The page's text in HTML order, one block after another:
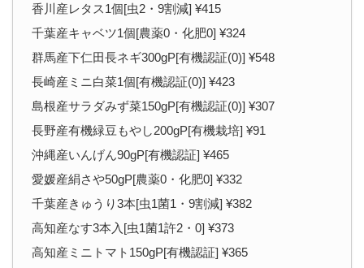
香川産レタス1個[虫2・9割減] ¥415
千葉産キャベツ1個[農薬0・化肥0] ¥324
群馬産下仁田長ネギ300gP[有機認証(0)] ¥548
長崎産ミニ白菜1個[有機認証(0)] ¥423
島根産サラダみず菜150gP[有機認証(0)] ¥307
長野産有機緑豆もやし200gP[有機栽培] ¥91
沖縄産いんげん90gP[有機認証] ¥465
愛媛産絹さや50gP[農薬0・化肥0] ¥332
千葉産きゅうり3本[虫1菌1・9割減] ¥382
高知産なす3本入[虫1菌1許2・0] ¥373
高知産ミニトマト150gP[有機認証] ¥365